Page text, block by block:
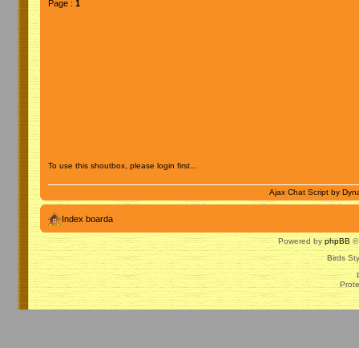
Page : 1
To use this shoutbox, please login first...
Ajax Chat Script by
Index boarda
Powered by phpBB ©
Birds